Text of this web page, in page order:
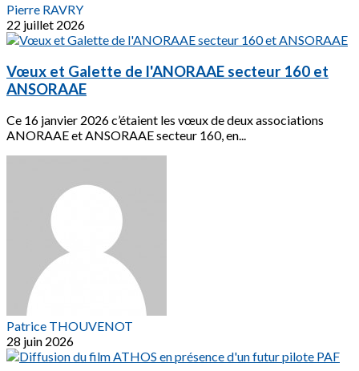
Pierre RAVRY
22 juillet 2026
Vœux et Galette de l'ANORAAE secteur 160 et
ANSORAAE
Ce 16 janvier 2026 c’étaient les vœux de deux associations
ANORAAE et ANSORAAE secteur 160, en...
Patrice THOUVENOT
28 juin 2026